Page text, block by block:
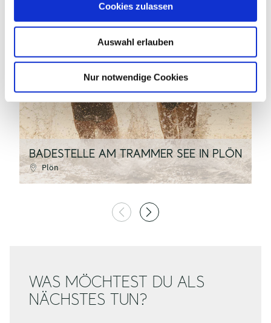
Cookies zulassen
Auswahl erlauben
Nur notwendige Cookies
BADESTELLE AM TRAMMER SEE IN PLÖN
Plön
| TZHS Anne Weise
WAS MÖCHTEST DU ALS
NÄCHSTES TUN?